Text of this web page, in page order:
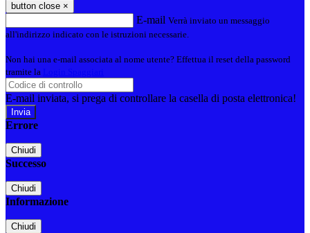
button close ×
E-mail Verrà inviato un messaggio
all'indirizzo indicato con le istruzioni necessarie.
Non hai una e-mail associata al nome utente? Effettua il reset della password
tramite la
E-mail inviata, si prega di controllare la casella di posta elettronica!
Errore
Chiudi
Successo
Chiudi
Informazione
Chiudi